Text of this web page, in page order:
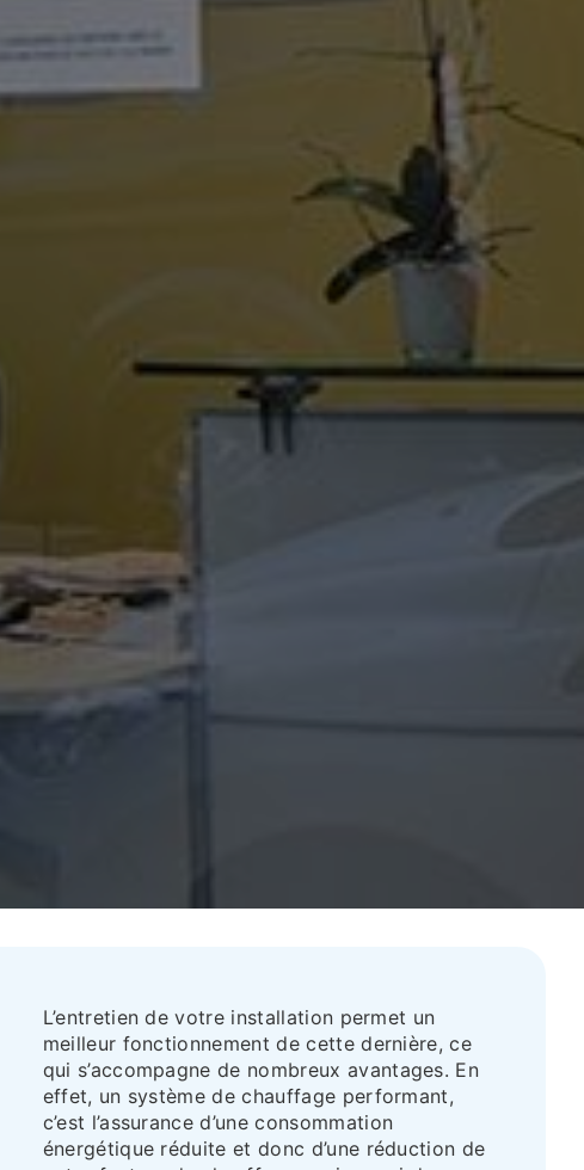
L’entretien de votre installation permet un
meilleur fonctionnement de cette dernière, ce
qui s’accompagne de nombreux avantages. En
effet, un système de chauffage performant,
c’est l’assurance d’une consommation
énergétique réduite et donc d’une réduction de